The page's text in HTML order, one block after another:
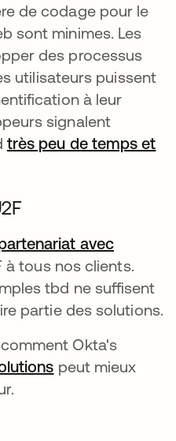
de codage pour le
sont minimes. Les
des processus
utilisateurs puissent
à leur
signalent
très peu de temps et
dans un nouvel
avec
à tous nos clients.
tbd ne suffisent
partie des solutions.
Okta's
peut mieux